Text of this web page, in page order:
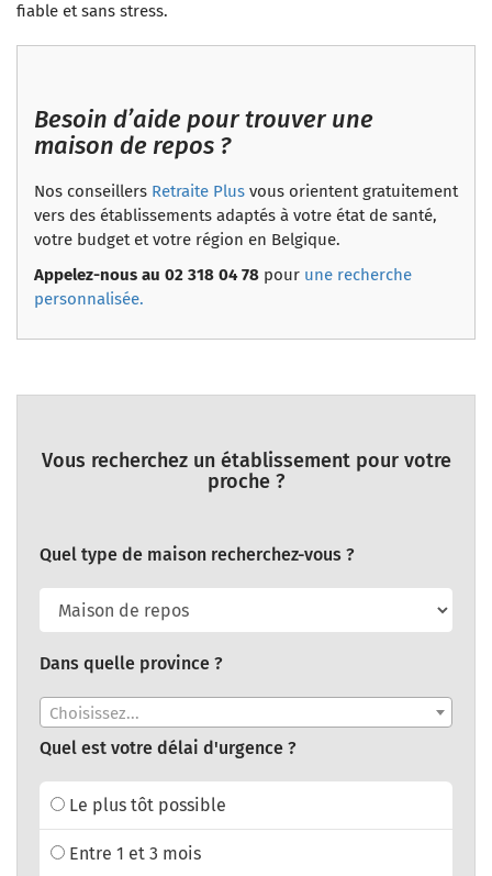
fiable et sans stress.
Besoin d’aide pour trouver une
maison de repos ?
Nos conseillers Retraite Plus vous orientent gratuitement
vers des établissements adaptés à votre état de santé,
votre budget et votre région en Belgique.
Appelez-nous au 02 318 04 78 pour une recherche
personnalisée.
Vous recherchez un établissement pour votre
proche ?
Quel type de maison recherchez-vous ?
Dans quelle province ?
Choisissez...
Quel est votre délai d'urgence ?
Le plus tôt possible
Entre 1 et 3 mois